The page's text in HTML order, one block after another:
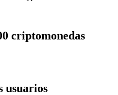
criptomonedas
usuarios